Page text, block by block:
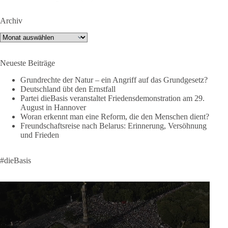
🟩🟩🟦🟦🟥🟥🟧🟧
Menschen mitbekommen, wofür wir stehen und warum es sich
lohnt, dieBasis zu wählen.
Mehr Infos:https://diebasis-st.de/wahlprogramm/
#dieBasis #Landtagswahl
#DeineStimmezählt #jetztunterstützen
58
DieBasis
🔎 Über 100-mal keine Antwort.
Archiv
Archiv
Neueste Beiträge
Grundrechte der Natur – ein Angriff auf das Grundgesetz?
Deutschland übt den Ernstfall
Partei dieBasis veranstaltet Friedensdemonstration am 29.
August in Hannover
Woran erkennt man eine Reform, die den Menschen dient?
Freundschaftsreise nach Belarus: Erinnerung, Versöhnung
und Frieden
#dieBasis